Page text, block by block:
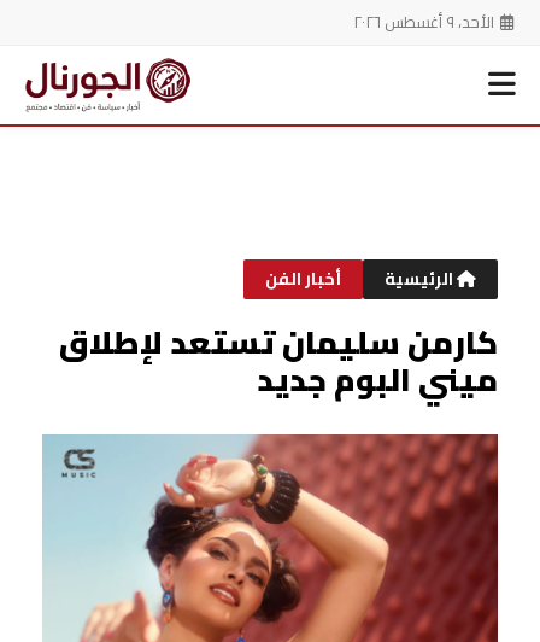
الأحد، ٩ أغسطس ٢٠٢٦
الرئيسية أخبار الفن
كارمن سليمان تستعد لإطلاق
ميني البوم جديد